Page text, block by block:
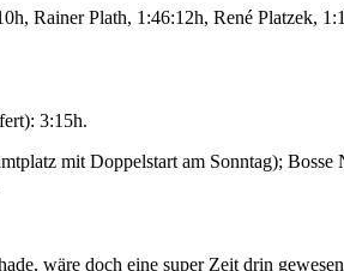
Rainer Plath, 1:46:12h, René Platzek,
3:15h.
mit Doppelstart am Sonntag);
wäre doch eine super Zeit drin